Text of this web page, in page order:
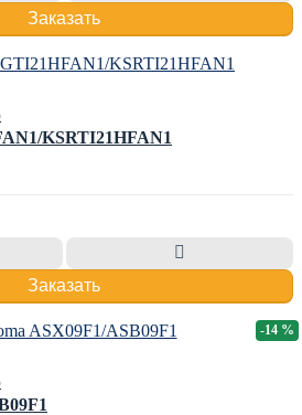
Заказать
KSRTI21HFAN1
Заказать
-14 %